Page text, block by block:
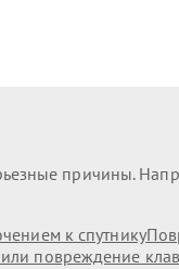
причины.
к спутнику
повреждение